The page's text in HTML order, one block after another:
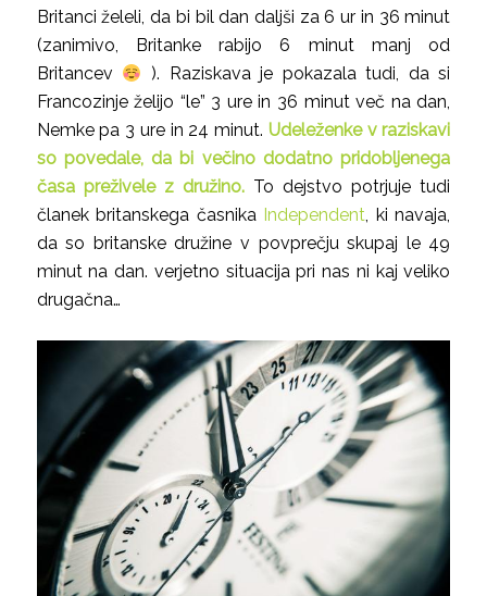
Britanci želeli, da bi bil dan daljši za 6 ur in 36 minut
(zanimivo, Britanke rabijo 6 minut manj od
Britancev
). Raziskava je pokazala tudi, da si
Francozinje želijo “le” 3 ure in 36 minut več na dan,
Nemke pa 3 ure in 24 minut. Udeleženke v raziskavi
so povedale, da bi večino dodatno pridobljenega
časa preživele z družino.To dejstvo potrjuje tudi
članek britanskega časnika Independent, ki navaja,
da so britanske družine v povprečju skupaj le 49
minut na dan. verjetno situacija pri nas ni kaj veliko
drugačna…